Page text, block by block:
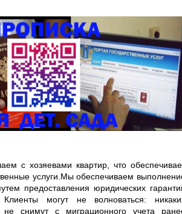
с хозяевами квартир, что
услуги.Мы обеспечиваем
предоставления юридических
могут не волноваться:
не снимут с миграционного учета